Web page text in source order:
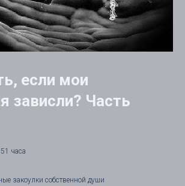
если мои
зависли? Часть
часа
закоулки собственной души